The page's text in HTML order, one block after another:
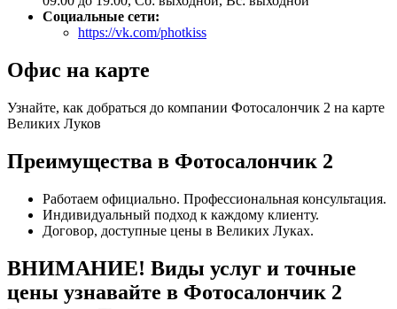
Социальные сети:
https://vk.com/photkiss
Офис на карте
Узнайте, как добраться до компании Фотосалончик 2 на карте
Великих Луков
Преимущества в Фотосалончик 2
Работаем официально. Профессиональная консультация.
Индивидуальный подход к каждому клиенту.
Договор, доступные цены в Великих Луках.
ВНИМАНИЕ! Виды услуг и точные
цены узнавайте в Фотосалончик 2